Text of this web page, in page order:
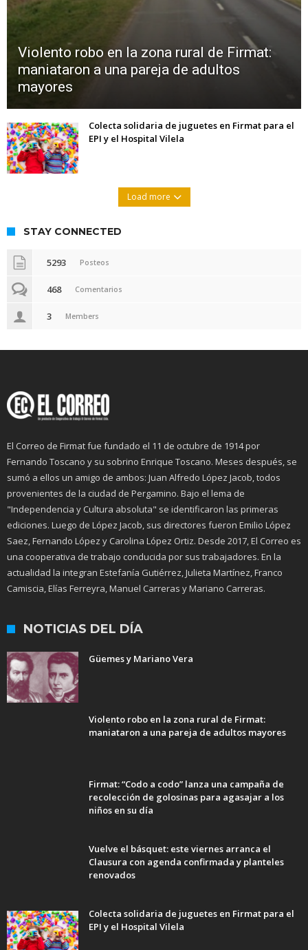
Violento robo en la zona rural de Firmat:
maniataron a una pareja de adultos
mayores
Colecta solidaria de juguetes en Firmat para el
EPI y el Hospital Vilela
Load more
STAY CONNECTED
5293 Posteos
468 Comentarios
3 Members
El Correo de Firmat fue fundado el 11 de octubre de 1914 por
Fernando Toscano y su sobrino Enrique Toscano. Meses después, se
sumó a ellos un amigo de ambos: Juan Alfredo López Jacob, todos
provenientes de la ciudad de Pergamino. Bajo el lema de
"Independencia y Cultura absoluta" se identificaron las primeras
ediciones. Luego de López Jacob, sus directores fueron Emilio López
Saez, Fernando López y Carolina López Ortiz. Desde 2017, El Correo es
una cooperativa de trabajo conducida por sus trabajadores. En la
actualidad la integran Estefanía Gutiérrez, Julieta Martínez, Franco
Camiscia, Elías Ferreyra, Manuel Carreras y Mariano Carreras.
NOTICIAS DEL DÍA
Güemes y Mariano Vera
Violento robo en la zona rural de Firmat:
maniataron a una pareja de adultos mayores
Firmat: “Codo a codo” lanza una campaña de
recolección de golosinas para agasajar a los
niños en su día
Vuelve el básquet: este viernes arranca el
Clausura con agenda confirmada y planteles
renovados
Colecta solidaria de juguetes en Firmat para el
EPI y el Hospital Vilela